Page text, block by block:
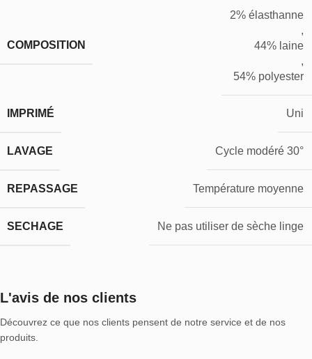
COMPOSITION
2% élasthanne
,
44% laine
,
54% polyester
IMPRIMÉ Uni
LAVAGE Cycle modéré 30°
REPASSAGE Température moyenne
SECHAGE Ne pas utiliser de sèche linge
L'avis de nos clients
Découvrez ce que nos clients pensent de notre service et de nos
produits.